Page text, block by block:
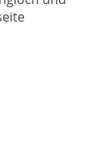
laminiertem
an der
oder